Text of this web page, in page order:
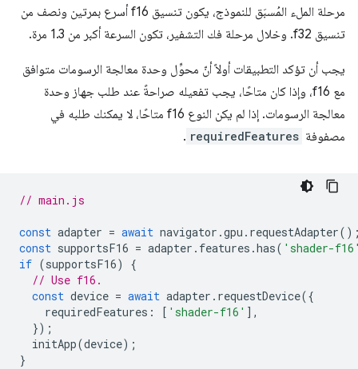
مرحلة الملء المُسبَق للنموذج، يكون تنسيق f16 أسرع بمرتين ونصف من
تنسيق f32. وخلال مرحلة فك التشفير، تكون السرعة أكبر من 1.3 مرة.
يجب أن تؤكد التطبيقات أولاً أنّ محوِّل وحدة معالجة الرسومات متوافق
مع f16، وإذا كان متاحًا، يجب تفعيله صراحةً عند طلب جهاز وحدة
معالجة الرسومات. إذا لم يكن النوع f16 متاحًا، لا يمكنك طلبه في
مصفوفة requiredFeatures
.
// main.js
const adapter = await navigator .gpu . requestAdapter
const supportsF16 = adapter . features .has( 'shader-
if (supportsF16)
{
// Use f16.
const device = await adapter . requestDevice({
requiredFeatures : [ 'shader-f16' ],
});
initApp(device);
}